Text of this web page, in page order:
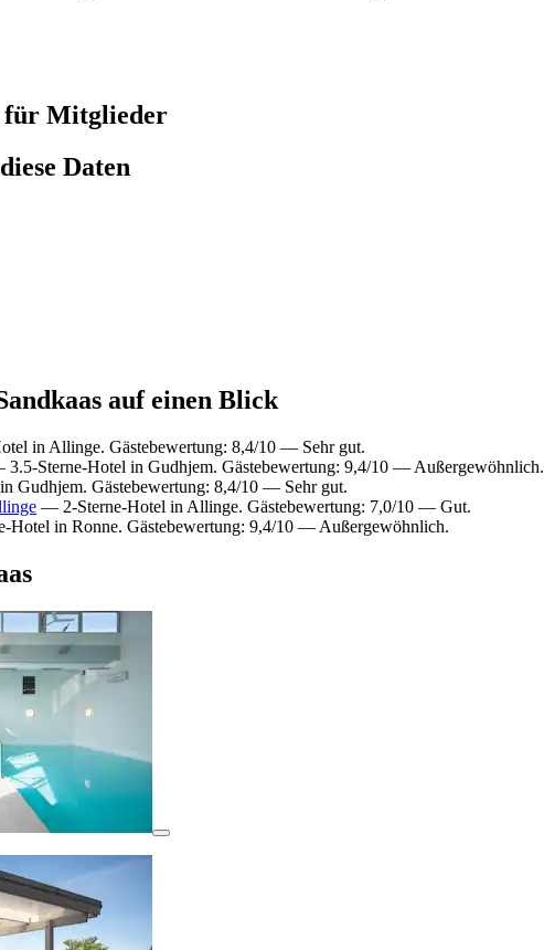
für Mitglieder
Daten
auf einen Blick
in Allinge. Gästebewertung: 8,4/10 — Sehr gut.
Sterne-Hotel in Gudhjem. Gästebewertung: 9,4/10 — Außergewöhnlich.
Gudhjem. Gästebewertung: 8,4/10 — Sehr gut.
— 2-Sterne-Hotel in Allinge. Gästebewertung: 7,0/10 — Gut.
Hotel in Ronne. Gästebewertung: 9,4/10 — Außergewöhnlich.